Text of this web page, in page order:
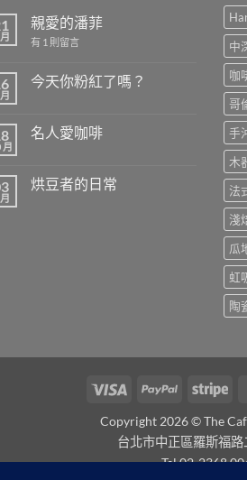
親愛的潘菲
在
的
潘
有 1 則留言
今天你粉紅了嗎？
你
嗎？〉
中
言
月
名人愛咖啡
愛
言
烘豆者的日常
中
咖
哥
手
木
法
淺
瓜
虹
陶
Visa PayPal
Copyright 2026 © The
台北市中正區羅斯福
Tel 02-2368